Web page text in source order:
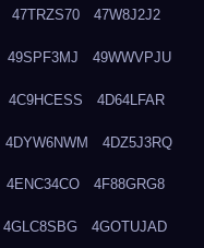
47TRZS70 47W8J2J2
49SPF3MJ 49WWVPJU
4C9HCESS 4D64LFAR
4DYW6NWM 4DZ5J3RQ
4ENC34CO 4F88GRG8
4GLC8SBG 4GOTUJAD